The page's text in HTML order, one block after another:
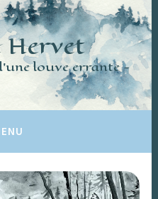
Hervet
louve errante